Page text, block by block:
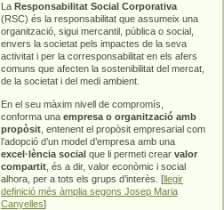
La Responsabilitat Social Corporativa
(RSC) és la responsabilitat que assumeix una
organització, sigui mercantil, pública o social,
envers la societat pels impactes de la seva
activitat i per la corresponsabilitat en els afers
comuns que afecten la sostenibilitat del mercat,
de la societat i del medi ambient.
En el seu màxim nivell de compromís,
conforma una empresa o organització amb
propòsit , entenent el propòsit empresarial com
l’adopció d’un model d’empresa amb una
excel·lència social que li permeti crear valor
compartit , és a dir, valor econòmic i social
alhora, per a tots els grups d’interès. [llegir
definició més àmplia segons Josep Maria
Canyelles]